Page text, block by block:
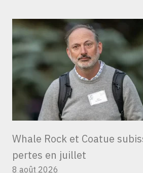
Whale Rock et Coatue
pertes en juillet
8 août 2026